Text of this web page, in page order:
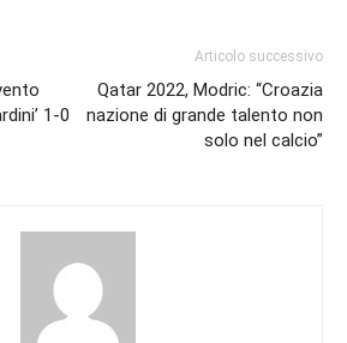
1-0
Articolo successivo
Qatar 2022, Modric: “Croazia
nazione di grande talento non
solo nel calcio”